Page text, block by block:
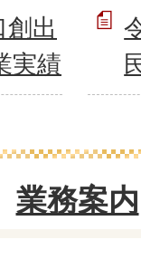
出
実績
業務案内